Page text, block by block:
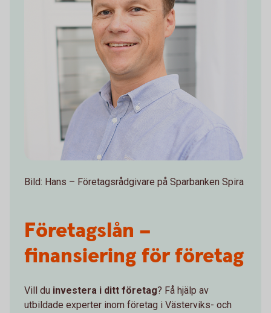
Företagslån –
finansiering för företag
Vill du investera i ditt företag? Få hjälp av
utbildade experter inom företag i Västerviks- och
Bild: Hans – Företagsrådgivare på Sparbanken Spira